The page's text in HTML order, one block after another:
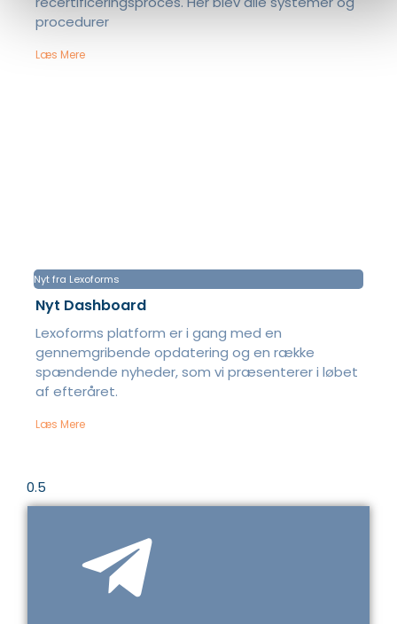
procedurer
Læs Mere
Nyt fra Lexoforms
Nyt Dashboard
Lexoforms platform er i gang med en
gennemgribende opdatering og en række
spændende nyheder, som vi præsenterer i løbet
af efteråret.
Læs Mere